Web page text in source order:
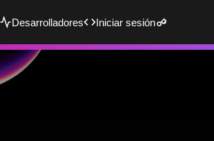
Desarrolladores Iniciar sesión